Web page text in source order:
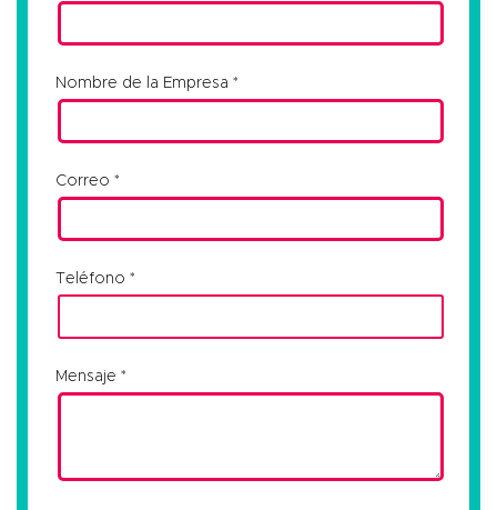
Nombre de la Empresa
Correo
Teléfono
Mensaje